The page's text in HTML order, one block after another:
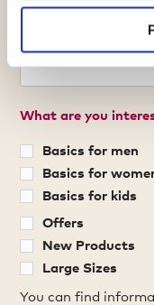
again.
What are you
Basics for men
Basics for
Basics for kids
Offers
New Products
Large Sizes
You can find